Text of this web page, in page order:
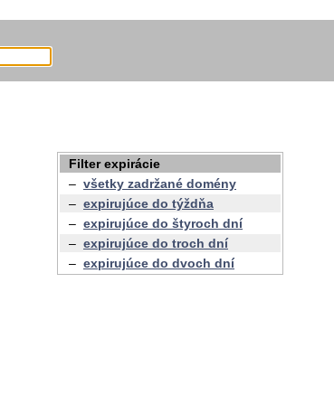
Filter expirácie
– všetky zadržané domény
– expirujúce do týždňa
– expirujúce do štyroch dní
– expirujúce do troch dní
– expirujúce do dvoch dní